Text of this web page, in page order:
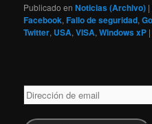
Publicado en Noticias (Archivo) |
Facebook,Fallo de seguridad,
Twitter, USA,VISA,Windows xP |
Dirección
de
email